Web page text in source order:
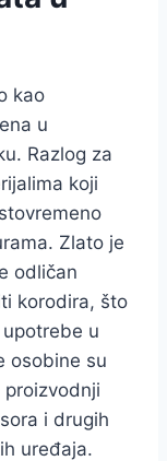
kao
u
Razlog za
koji
Zlato je
odličan
korodira, što
u
osobine su
i drugih
uređaja.